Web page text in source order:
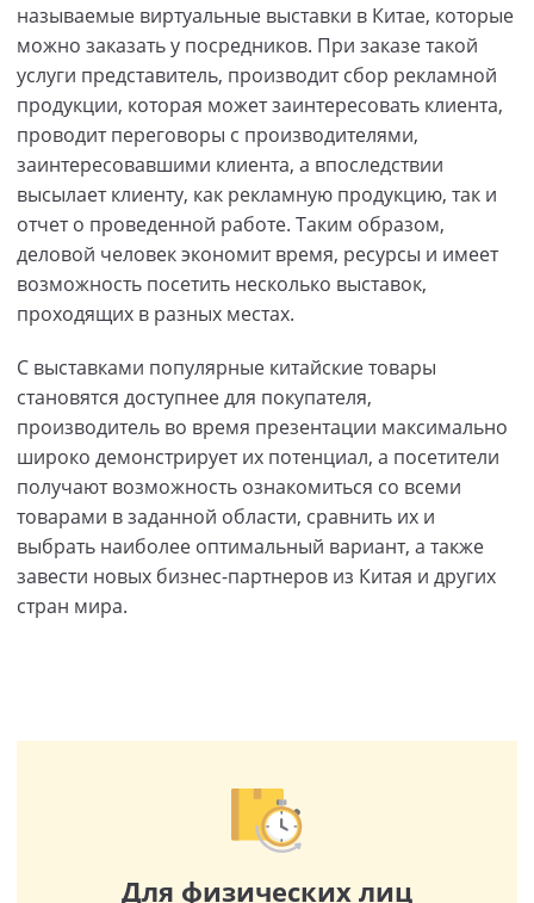
называемые виртуальные выставки в Китае, которые
можно заказать у посредников. При заказе такой
услуги представитель, производит сбор рекламной
продукции, которая может заинтересовать клиента,
проводит переговоры с производителями,
заинтересовавшими клиента, а впоследствии
высылает клиенту, как рекламную продукцию, так и
отчет о проведенной работе. Таким образом,
деловой человек экономит время, ресурсы и имеет
возможность посетить несколько выставок,
проходящих в разных местах.
С выставками популярные китайские товары
становятся доступнее для покупателя,
производитель во время презентации максимально
широко демонстрирует их потенциал, а посетители
получают возможность ознакомиться со всеми
товарами в заданной области, сравнить их и
выбрать наиболее оптимальный вариант, а также
завести новых бизнес-партнеров из Китая и других
стран мира.
Для физических лиц